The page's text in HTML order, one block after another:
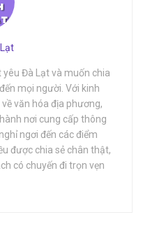
Đà Lạt và muốn chia
mọi người. Với kinh
văn hóa địa phương,
nơi cung cấp thông
ngơi đến các điểm
được chia sẻ chân thật,
có chuyến đi trọn vẹn